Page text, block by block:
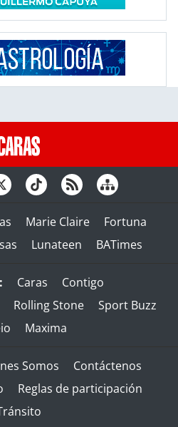
Marie Claire
Fortuna
Lunateen BATimes
Caras
Contigo
Rolling Stone
Sport Buzz
Maxima
Somos
Contáctenos
Reglas de participación